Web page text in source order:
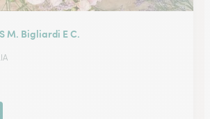
M. Bigliardi E C.